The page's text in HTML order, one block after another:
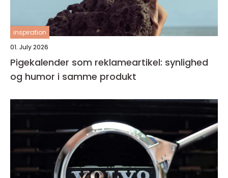
inspiration
01. July 2026
Pigekalender som reklameartikel: synlighed
og humor i samme produkt